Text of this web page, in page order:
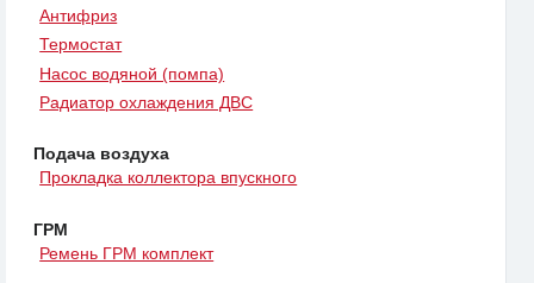
Антифриз
Термостат
Насос водяной (помпа)
Радиатор охлаждения ДВС
Подача воздуха
Прокладка коллектора впускного
ГРМ
Ремень ГРМ комплект